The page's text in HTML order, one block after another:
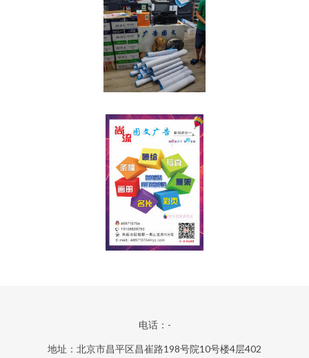
电话：-
地址：北京市昌平区昌崔路198号院10号楼4层402